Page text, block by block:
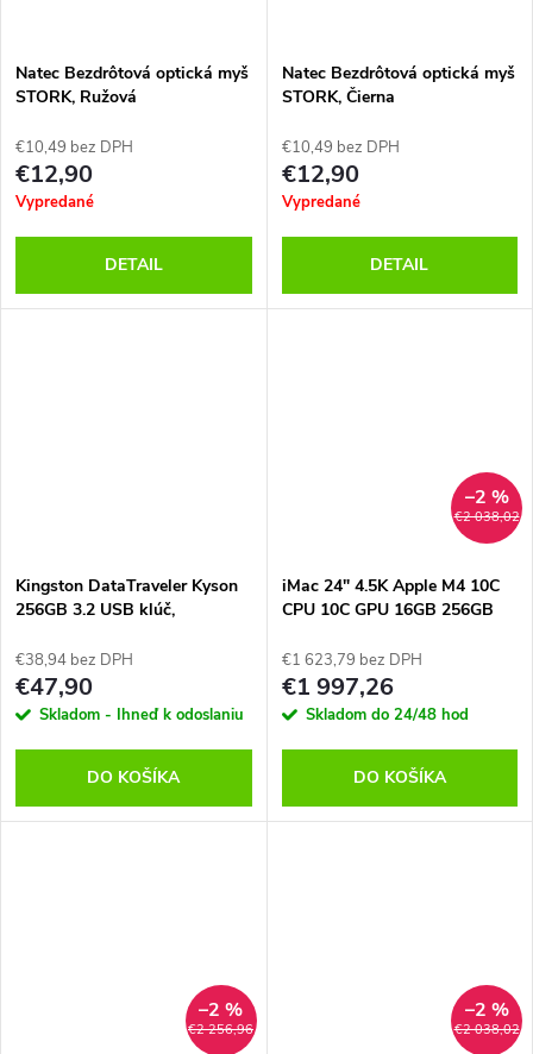
Natec Bezdrôtová optická myš
STORK, Ružová
€10,49 bez DPH
€12,90
Vypredané
DETAIL
Natec Bezdrôtová optická myš
STORK, Čierna
€10,49 bez DPH
€12,90
Vypredané
DETAIL
Kingston DataTraveler Kyson
256GB 3.2 USB klúč,
€38,94 bez DPH
€47,90
Skladom - Ihneď k odoslaniu
DO KOŠÍKA
€2 038,02
–2 %
iMac 24" 4.5K Apple M4 10C
CPU 10C GPU 16GB 256GB
€1 623,79 bez DPH
€1 997,26
Skladom do 24/48 hod
DO KOŠÍKA
€2 256,96
–2 %
€2 038,02
–2 %